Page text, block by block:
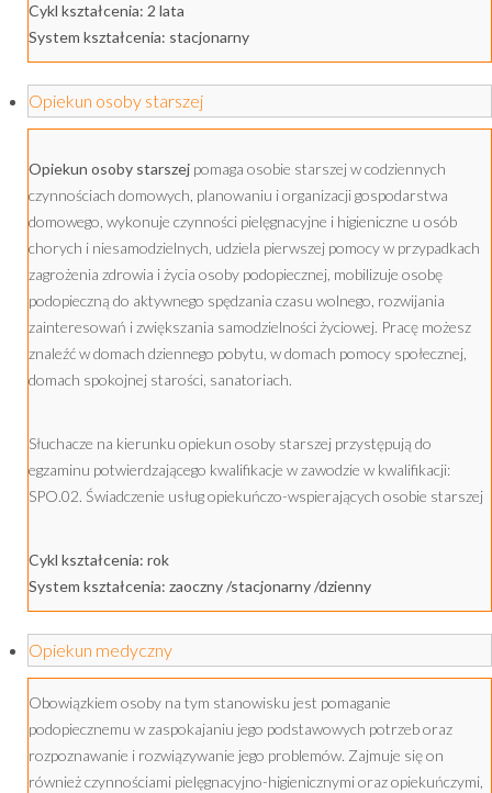
Cykl kształcenia: 2 lata
System kształcenia: stacjonarny
Opiekun osoby starszej
Opiekun osoby starszej pomaga osobie starszej w codziennych
czynnościach domowych, planowaniu i organizacji gospodarstwa
domowego, wykonuje czynności pielęgnacyjne i higieniczne u osób
chorych i niesamodzielnych, udziela pierwszej pomocy w przypadkach
zagrożenia zdrowia i życia osoby podopiecznej, mobilizuje osobę
podopieczną do aktywnego spędzania czasu wolnego, rozwijania
zainteresowań i zwiększania samodzielności życiowej. Pracę możesz
znaleźć w domach dziennego pobytu, w domach pomocy społecznej,
domach spokojnej starości, sanatoriach.
Słuchacze na kierunku opiekun osoby starszej przystępują do
egzaminu potwierdzającego kwalifikacje w zawodzie w kwalifikacji:
SPO.02. Świadczenie usług opiekuńczo-wspierających osobie starszej
Cykl kształcenia: rok
System kształcenia: zaoczny /stacjonarny /dzienny
Opiekun medyczny
Obowiązkiem osoby na tym stanowisku jest pomaganie
podopiecznemu w zaspokajaniu jego podstawowych potrzeb oraz
rozpoznawanie i rozwiązywanie jego problemów. Zajmuje się on
również czynnościami pielęgnacyjno-higienicznymi oraz opiekuńczymi,